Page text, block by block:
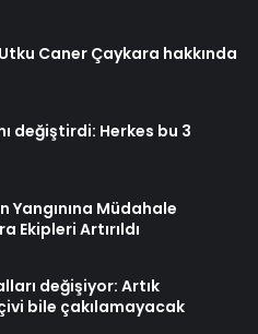
Caner Çaykara hakkında
değiştirdi: Herkes bu 3
Yangınına Müdahale
Ekipleri Artırıldı
değişiyor: Artık
bile çakılamayacak